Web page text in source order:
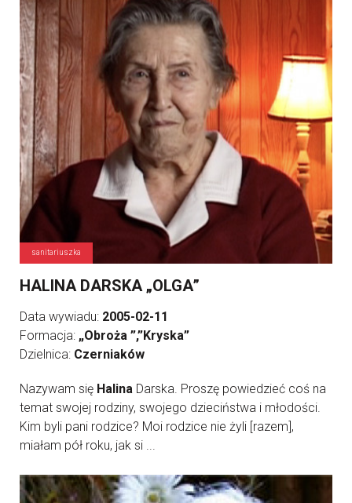
sanitariuszka
HALINA DARSKA „OLGA”
Data wywiadu: 2005-02-11
Formacja: „Obroża ”,”Kryska”
Dzielnica: Czerniaków
Nazywam się Halina Darska. Proszę powiedzieć coś na
temat swojej rodziny, swojego dzieciństwa i młodości.
Kim byli pani rodzice? Moi rodzice nie żyli [razem],
miałam pół roku, jak si ...